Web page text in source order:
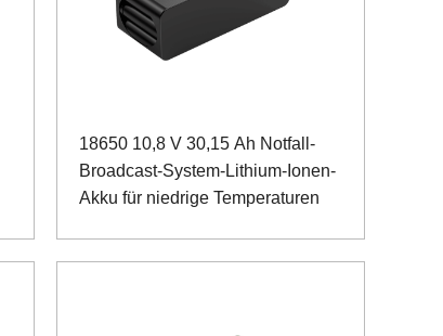
18650 10,8 V 30,15 Ah Notfall-
Broadcast-System-Lithium-Ionen-
Akku für niedrige Temperaturen